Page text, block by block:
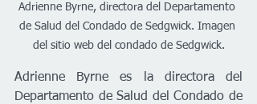
Adrienne Byrne, directora del Departamento
de Salud del Condado de Sedgwick. Imagen
del sitio web del condado de Sedgwick.
Adrienne Byrne es la directora del
Departamento de Salud del Condado de